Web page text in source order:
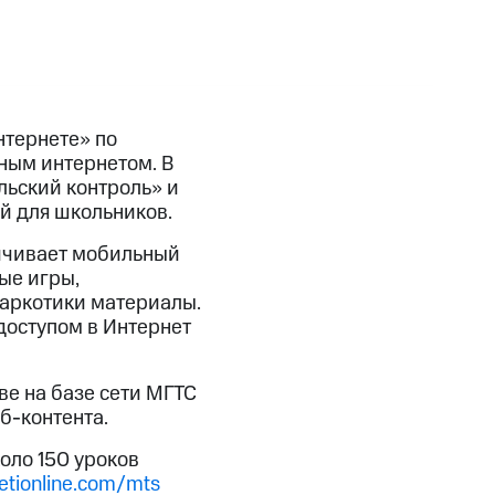
по
интернетом. В
контроль» и
для школьников.
мобильный
игры,
материалы.
в Интернет
на базе сети МГТС
контента.
150 уроков
mts